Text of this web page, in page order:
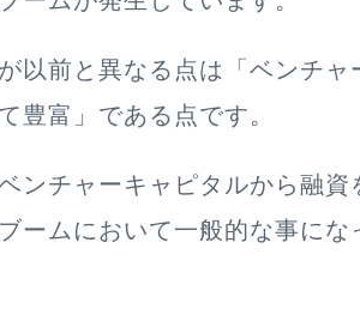
以前と異なる点は「ベンチャ
豊富」である点です。
ンチャーキャピタルから融資
ームにおいて一般的な事にな